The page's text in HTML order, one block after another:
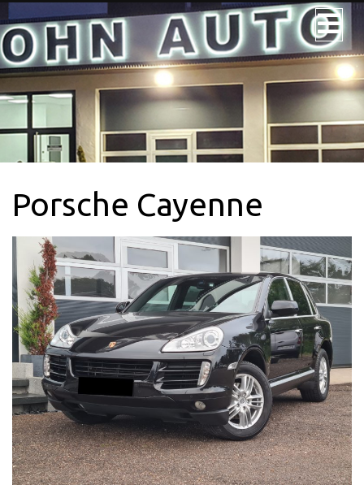
JOHN AUTO
NOS VÉHICULES
NOS UTILITAIRES
VÉHICULE 9PL.
LOCATION
CONTACTEZ-
NOUS + SERVICE
CARTE GRISE
QUI SOMMES-
NOUS?
POLITIQUE DE
CONFIDENTIALITÉ
Porsche Cayenne